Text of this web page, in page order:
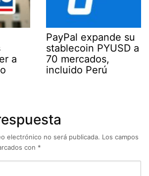
a
PayPal expande su
stablecoin PYUSD a
70 mercados,
incluido Perú
electrónico no será publicada. Los campos
con *